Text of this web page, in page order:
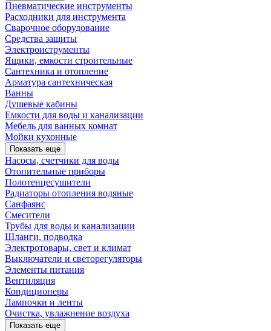
Пневматические инструменты
Расходники для инструмента
Сварочное оборудование
Средства защиты
Электроиструменты
Ящики, емкости строительные
Сантехника и отопление
Арматура сантехническая
Ванны
Душевые кабины
Емкости для воды и канализации
Мебель для ванных комнат
Мойки кухонные
Показать еще
Насосы, счетчики для воды
Отопительные приборы
Полотенцесушители
Радиаторы отопления водяные
Санфаянс
Смесители
Трубы для воды и канализации
Шланги, подводка
Электротовары, свет и климат
Выключатели и светорегуляторы
Элементы питания
Вентиляция
Кондиционеры
Лампочки и ленты
Очистка, увлажнение воздуха
Показать еще